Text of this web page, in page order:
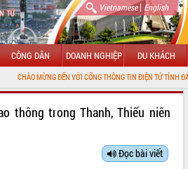
Vietnamese| English
CÔNG DÂN DOANH NGHIỆP DU KHÁCH
ĐẾN VỚI CỔNG THÔNG TIN ĐIỆN TỬ TỈNH ĐẮK LẮK
thông trong Thanh, Thiếu niên
Đọc bài viết